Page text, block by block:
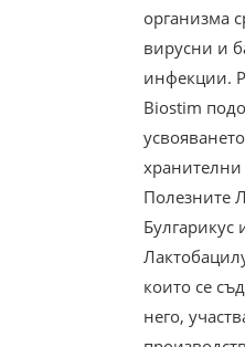
организма
вирусни и
инфекции.
Biostim
хранителни
Полезните
Булгарикус
които се
него,